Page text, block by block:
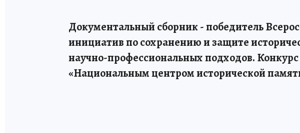
Документальный сборник - победитель
инициатив по сохранению и защите
научно-профессиональных подходов.
«Национальным центром исторической